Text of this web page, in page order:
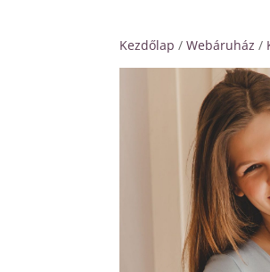
Kezdőlap /Webáruház /